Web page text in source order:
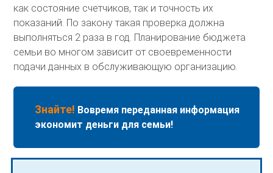
как состояние счетчиков, так и точность их
показаний. По закону такая проверка должна
выполняться 2 раза в год. Планирование бюджета
семьи во многом зависит от своевременности
подачи данных в обслуживающую организацию.
Знайте! Вовремя переданная информация
экономит деньги для семьи!